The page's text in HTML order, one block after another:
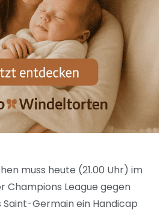
muss heute (21.00 Uhr) im
Champions League gegen
Germain ein Handicap